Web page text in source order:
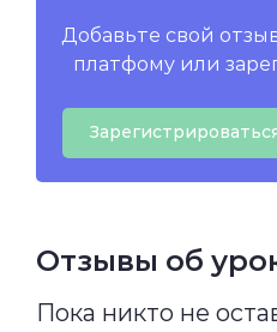
Добавьте свой
платфому или
Отзывы об
Пока никто не